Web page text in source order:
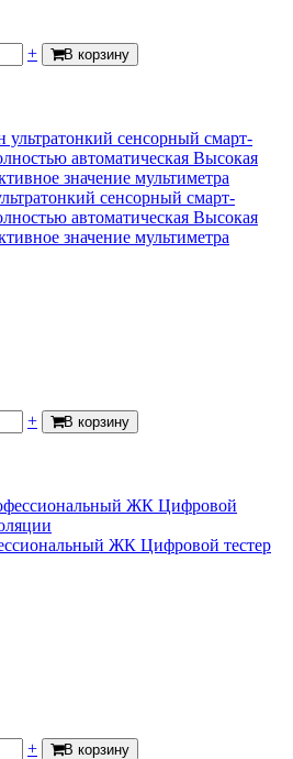
+ В корзину
сенсорный смарт-
автоматическая Высокая
значение мультиметра
+ В корзину
ЖК Цифровой тестер
+ В корзину